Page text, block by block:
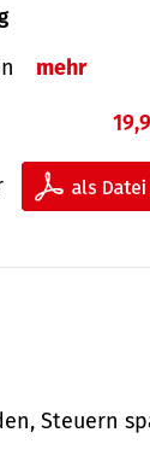
mehr
Steuern